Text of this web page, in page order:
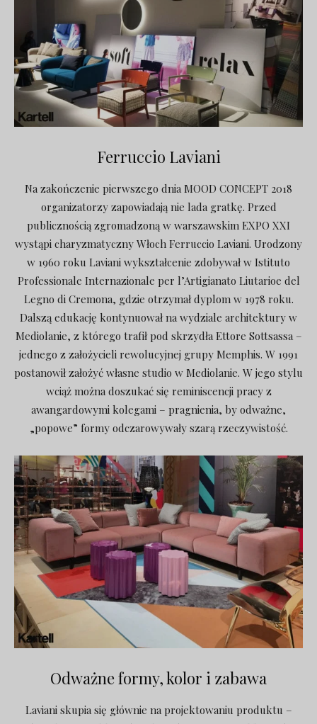
Ferruccio Laviani
Na zakończenie pierwszego dnia MOOD CONCEPT 2018
organizatorzy zapowiadają nie lada gratkę. Przed
publicznością zgromadzoną w warszawskim EXPO XXI
wystąpi charyzmatyczny Włoch Ferruccio Laviani. Urodzony
w 1960 roku Laviani wykształcenie zdobywał w Istituto
Professionale Internazionale per l’Artigianato Liutarioe del
Legno di Cremona, gdzie otrzymał dyplom w 1978 roku.
Dalszą edukację kontynuował na wydziale architektury w
Mediolanie, z którego trafił pod skrzydła Ettore Sottsassa –
jednego z założycieli rewolucyjnej grupy Memphis. W 1991
postanowił założyć własne studio w Mediolanie. W jego stylu
wciąż można doszukać się reminiscencji pracy z
awangardowymi kolegami – pragnienia, by odważne,
„popowe” formy odczarowywały szarą rzeczywistość.
Odważne formy, kolor i zabawa
Laviani skupia się głównie na projektowaniu produktu –